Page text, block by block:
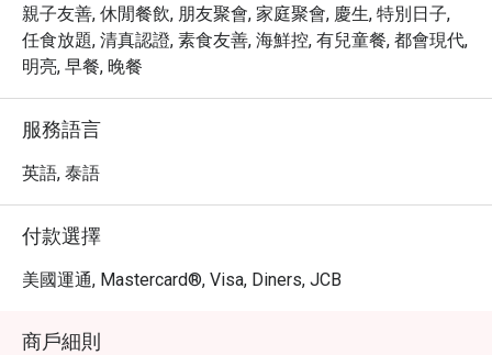
親子友善, 休閒餐飲, 朋友聚會, 家庭聚會, 慶生, 特別日子,
任食放題, 清真認證, 素食友善, 海鮮控, 有兒童餐, 都會現代,
明亮, 早餐, 晚餐
服務語言
英語, 泰語
付款選擇
美國運通, Mastercard®, Visa, Diners, JCB
商戶細則